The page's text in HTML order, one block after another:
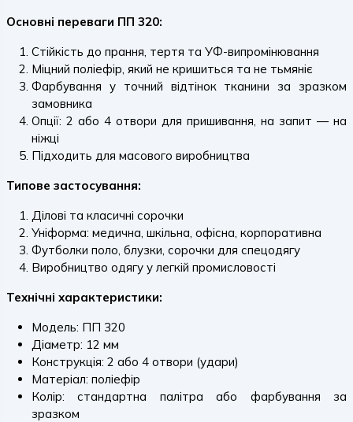
Основні переваги ПП 320:
Стійкість до прання, тертя та УФ-випромінювання
Міцний поліефір, який не кришиться та не тьмяніє
Фарбування у точний відтінок тканини за зразком
замовника
Опції: 2 або 4 отвори для пришивання, на запит — на
ніжці
Підходить для масового виробництва
Типове застосування:
Ділові та класичні сорочки
Уніформа: медична, шкільна, офісна, корпоративна
Футболки поло, блузки, сорочки для спецодягу
Виробництво одягу у легкій промисловості
Технічні характеристики:
Модель: ПП 320
Діаметр: 12 мм
Конструкція: 2 або 4 отвори (удари)
Матеріал: поліефір
Колір: стандартна палітра або фарбування за
зразком